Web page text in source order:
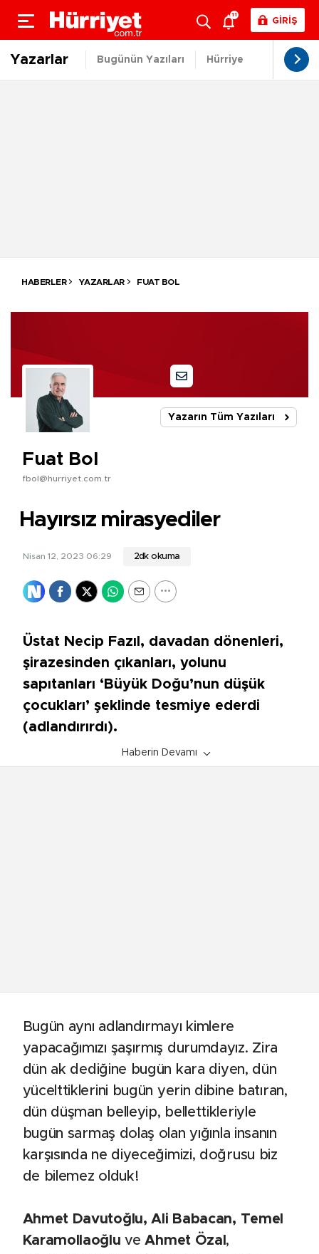
11
GİRİŞ
Yazarlar Bugünün Yazıları Hürriyet.com.tr
HABERLER YAZARLAR FUAT BOL
Fuat Bol
fbol@hurriyet.com.tr
Yazarın Tüm Yazıları
Hayırsız mirasyediler
Nisan 12, 2023 06:29 2dk okuma
Üstat Necip Fazıl, davadan dönenleri,
şirazesinden çıkanları, yolunu
sapıtanları ‘Büyük Doğu’nun düşük
çocukları’ şeklinde tesmiye ederdi
(adlandırırdı).
Haberin Devamı
Bugün aynı adlandırmayı kimlere
yapacağımızı şaşırmış durumdayız. Zira
dün ak dediğine bugün kara diyen, dün
yücelttiklerini bugün yerin dibine batıran,
dün düşman belleyip, bellettikleriyle
bugün sarmaş dolaş olan yığınla insanın
karşısında ne diyeceğimizi, doğrusu biz
de bilemez olduk!
Ahmet Davutoğlu, Ali Babacan, Temel
KaramollaoğluveAhmet Özal ,